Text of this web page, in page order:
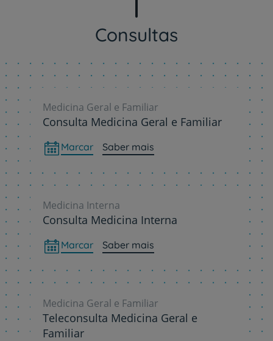
Consultas
Medicina Geral e Familiar
Consulta Medicina Geral e Familiar
Marcar Saber mais
Medicina Interna
Consulta Medicina Interna
Marcar Saber mais
Medicina Geral e Familiar
Teleconsulta Medicina Geral e
Familiar